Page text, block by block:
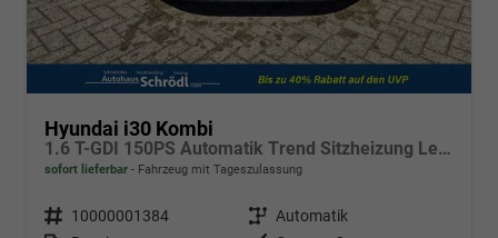
Hyundai i30 Kombi
1.6 T-GDI 150PS Automatik Trend Sitzheizung Lenkradheizung Klimaautomatik PDC v+h Rückf.Kamera Navi Apple CarPlay + Android Auto 16"LM
sofort lieferbar Fahrzeug mit Tageszulassung
Fahrzeugnr. 10000001384 Getriebe Automatik